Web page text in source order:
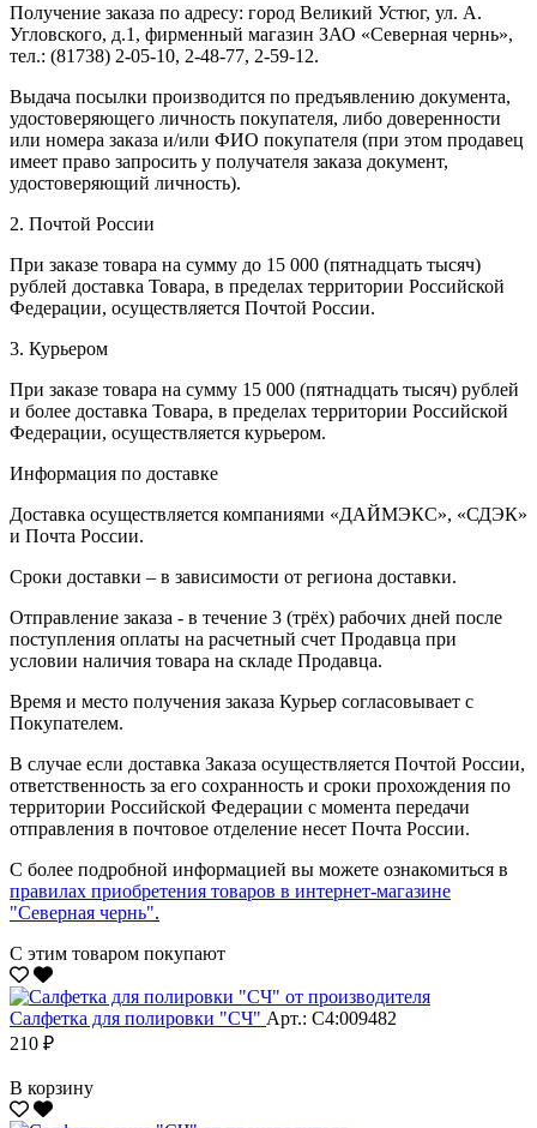
Получение заказа по адресу: город Великий Устюг, ул. А.
Угловского, д.1, фирменный магазин ЗАО «Северная чернь»,
тел.: (81738) 2-05-10, 2-48-77, 2-59-12.
Выдача посылки производится по предъявлению документа,
удостоверяющего личность покупателя, либо доверенности
или номера заказа и/или ФИО покупателя (при этом продавец
имеет право запросить у получателя заказа документ,
удостоверяющий личность).
2. Почтой России
При заказе товара на сумму до 15 000 (пятнадцать тысяч)
рублей доставка Товара, в пределах территории Российской
Федерации, осуществляется Почтой России.
3. Курьером
При заказе товара на сумму 15 000 (пятнадцать тысяч) рублей
и более доставка Товара, в пределах территории Российской
Федерации, осуществляется курьером.
Информация по доставке
Доставка осуществляется компаниями «ДАЙМЭКС», «СДЭК»
и Почта России.
Сроки доставки – в зависимости от региона доставки.
Отправление заказа - в течение 3 (трёх) рабочих дней после
поступления оплаты на расчетный счет Продавца при
условии наличия товара на складе Продавца.
Время и место получения заказа Курьер согласовывает с
Покупателем.
В случае если доставка Заказа осуществляется Почтой России,
ответственность за его сохранность и сроки прохождения по
территории Российской Федерации с момента передачи
отправления в почтовое отделение несет Почта России.
С более подробной информацией вы можете ознакомиться в
правилах приобретения товаров в интернет-магазине
"Северная чернь".
С этим товаром покупают
Салфетка для полировки "CЧ" Арт.: С4:009482
210 ₽
В корзину